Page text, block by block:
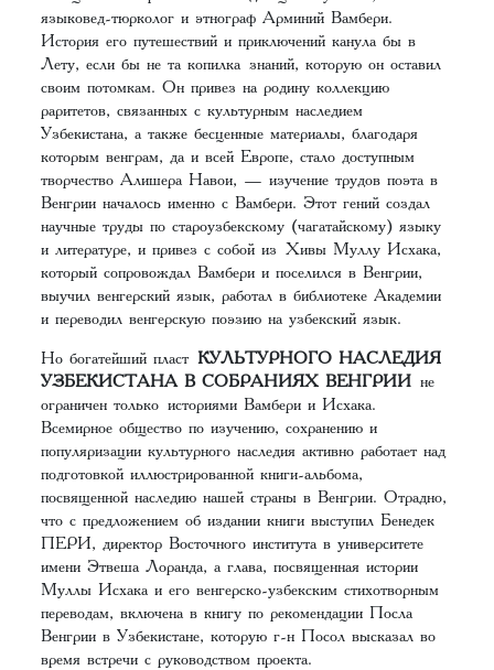
языковед-тюрколог и этнограф Арминий Вамбери.
История его путешествий и приключений канула бы в
Лету, если бы не та копилка знаний, которую он оставил
своим потомкам. Он привез на родину коллекцию
раритетов, связанных с культурным наследием
Узбекистана, а также бесценные материалы, благодаря
которым венграм, да и всей Европе, стало доступным
творчество Алишера Навои, — изучение трудов поэта в
Венгрии началось именно с Вамбери. Этот гений создал
научные труды по староузбекскому (чагатайскому) языку
и литературе, и привез с собой из Хивы Муллу Исхака,
который сопровождал Вамбери и поселился в Венгрии,
выучил венгерский язык, работал в библиотеке Академии
и переводил венгерскую поэзию на узбекский язык.
Но богатейший пластКУЛЬТУРНОГО НАСЛЕДИЯ
УЗБЕКИСТАНА В СОБРАНИЯХ ВЕНГРИИ не
ограничен только историями Вамбери и Исхака.
Всемирное общество по изучению, сохранению и
популяризации культурного наследия активно работает над
подготовкой иллюстрированной книги-альбома,
посвященной наследию нашей страны в Венгрии. Отрадно,
что с предложением об издании книги выступил Бенедек
ПЕРИ, директор Восточного института в университете
имени Этвеша Лоранда, а глава, посвященная истории
Муллы Исхака и его венгерско-узбекским стихотворным
переводам, включена в книгу по рекомендации Посла
Венгрии в Узбекистане, которую г-н Посол высказал во
время встречи с руководством проекта.